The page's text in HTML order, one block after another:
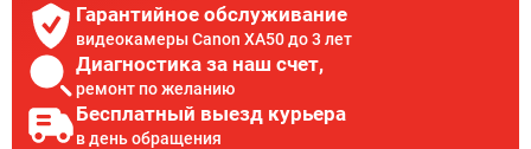
Гарантийное обслуживание
видеокамеры Canon XA50 до 3 лет
Диагностика за наш счет,
ремонт по желанию
Бесплатный выезд курьера
в день обращения